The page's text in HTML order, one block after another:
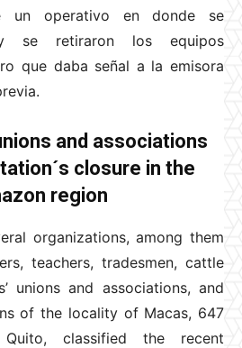
un operativo en donde se
se retiraron los equipos
que daba señal a la emisora
and associations
closure in the
region
organizations, among them
teachers, tradesmen, cattle
unions and associations, and
of the locality of Macas, 647
classified the recent